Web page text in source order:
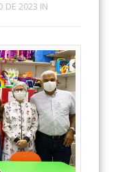
DE 2023 IN